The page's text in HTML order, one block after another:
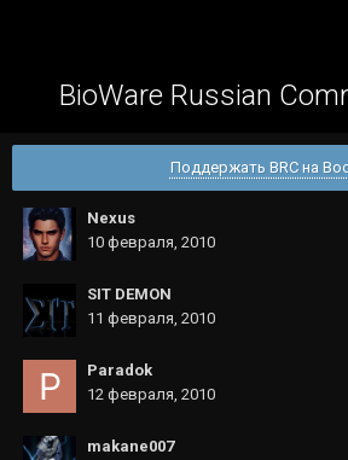
BioWare Russian
Поддержать BRC на
Nexus
10 февраля, 2010
SIT DEMON
11 февраля, 2010
Paradok
12 февраля, 2010
makane007